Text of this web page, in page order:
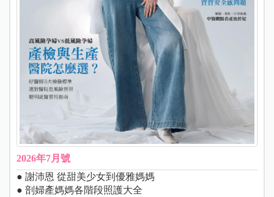
2026年7月號
● 謝沛恩 從甜美少女到優雅媽媽
● 剖婦產媽媽各階段照護大全